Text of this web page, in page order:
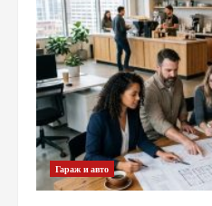
Гараж и авто